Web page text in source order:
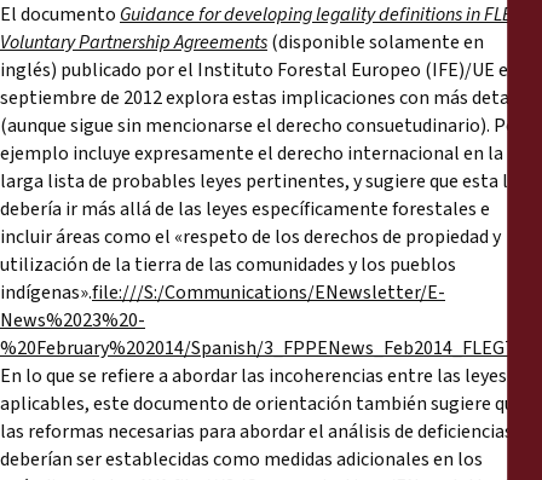
El documento Guidance for developing legality definitions in FLEGT
Voluntary Partnership Agreements(disponible solamente en
inglés) publicado por el Instituto Forestal Europeo (IFE)/UE en
septiembre de 2012 explora estas implicaciones con más detalle
(aunque sigue sin mencionarse el derecho consuetudinario). Por
ejemplo incluye expresamente el derecho internacional en la
larga lista de probables leyes pertinentes, y sugiere que esta lista
debería ir más allá de las leyes específicamente forestales e
incluir áreas como el «respeto de los derechos de propiedad y
utilización de la tierra de las comunidades y los pueblos
indígenas».file:///S:/Communications/ENewsletter/E-
News%2023%20-
%20February%202014/Spanish/
En lo que se refiere a abordar las incoherencias entre las leyes
aplicables, este documento de orientación también sugiere que
las reformas necesarias para abordar el análisis de deficiencias
deberían ser establecidas como medidas adicionales en los